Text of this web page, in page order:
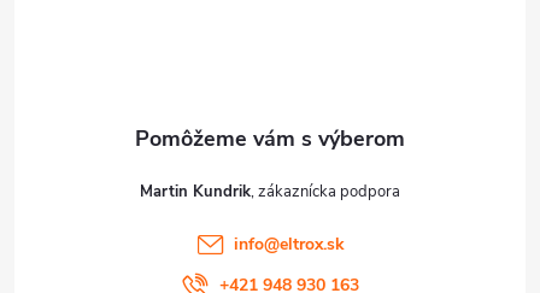
Martin Kundrik
info@eltrox.sk
+421 948 930 163